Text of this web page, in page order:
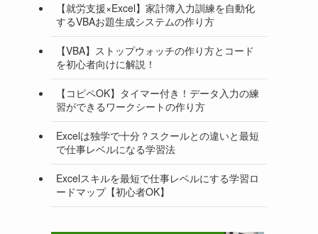
【就労支援×Excel】家計簿入力訓練を自動化
するVBAお題生成システムの作り方
【VBA】ストップウォッチの作り方とコード
を初心者向けに解説！
【コピペOK】タイマー付き！データ入力の練
習ができるワークシートの作り方
Excelは独学で十分？スクールとの違いと最短
で仕事レベルになる学習法
Excelスキルを最短で仕事レベルにする学習ロ
ードマップ【初心者OK】